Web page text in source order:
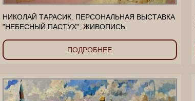
НИКОЛАЙ ТАРАСИК. ПЕРСОНАЛЬНАЯ ВЫСТАВКА
"НЕБЕСНЫЙ ПАСТУХ", ЖИВОПИСЬ
ПОДРОБНЕЕ